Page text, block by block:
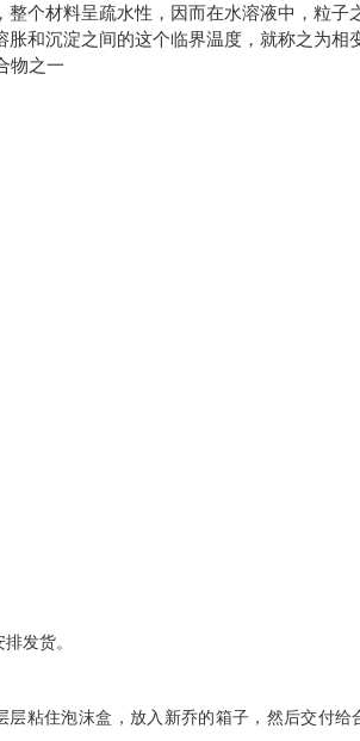
个材料呈疏水性，因而在水溶液中，粒子
和沉淀之间的这个临界温度，就称之为相
物之一
发货。
粘住泡沫盒，放入新乔的箱子，然后交付给